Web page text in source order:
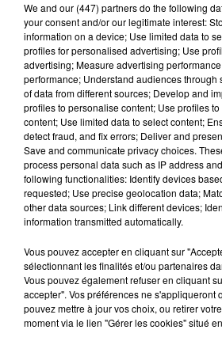
Voir cette publication sur
I can’t swim so I bought these
float.
Une publication partagée par
Très vite, les internautes ont
et n'ont pas hésité à blaguer
poitrine XXL de Cardi B."Tu
étais-tu quand le Titanic a
We and our (447) partnersdo the following
your consent and/or our legitimate interest:
information on a device; Use limited data to
profiles for personalised advertising; Use
advertising; Measure advertising
performance; Understand audiences through
of data from different sources; Develop and
profiles to personalise content; Use profiles
content; Use limited data to select content;
detect fraud, and fix errors; Deliver and
Save and communicate privacy choices.
process personal data such as IP address
following functionalities: Identify devices
requested; Use precise geolocation data;
other data sources; Link different devices;
information transmitted automatically.
Vous pouvez accepter en cliquant sur
sélectionnant les finalités et/ou partenaires
Vous pouvez également refuser en cliquant
accepter". Vos préférences ne s'appliqueront
pouvez mettre à jour vos choix, ou retirer
moment via le lien "Gérer les cookies" situé